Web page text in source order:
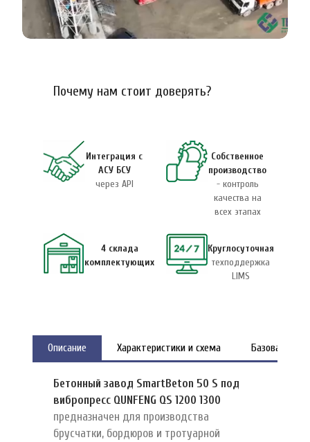
Почему нам стоит доверять?
Интеграция с
АСУ БСУ
через API
Собственное
производство
- контроль
качества на
всех этапах
4 склада
комплектующих
Круглосуточная
техподдержка
LIMS
Описание Характеристики и схема Базовая
Бетонный завод SmartBeton 50 S под
вибропресс QUNFENG QS 1200 1300
предназначен для производства
брусчатки, бордюров и тротуарной